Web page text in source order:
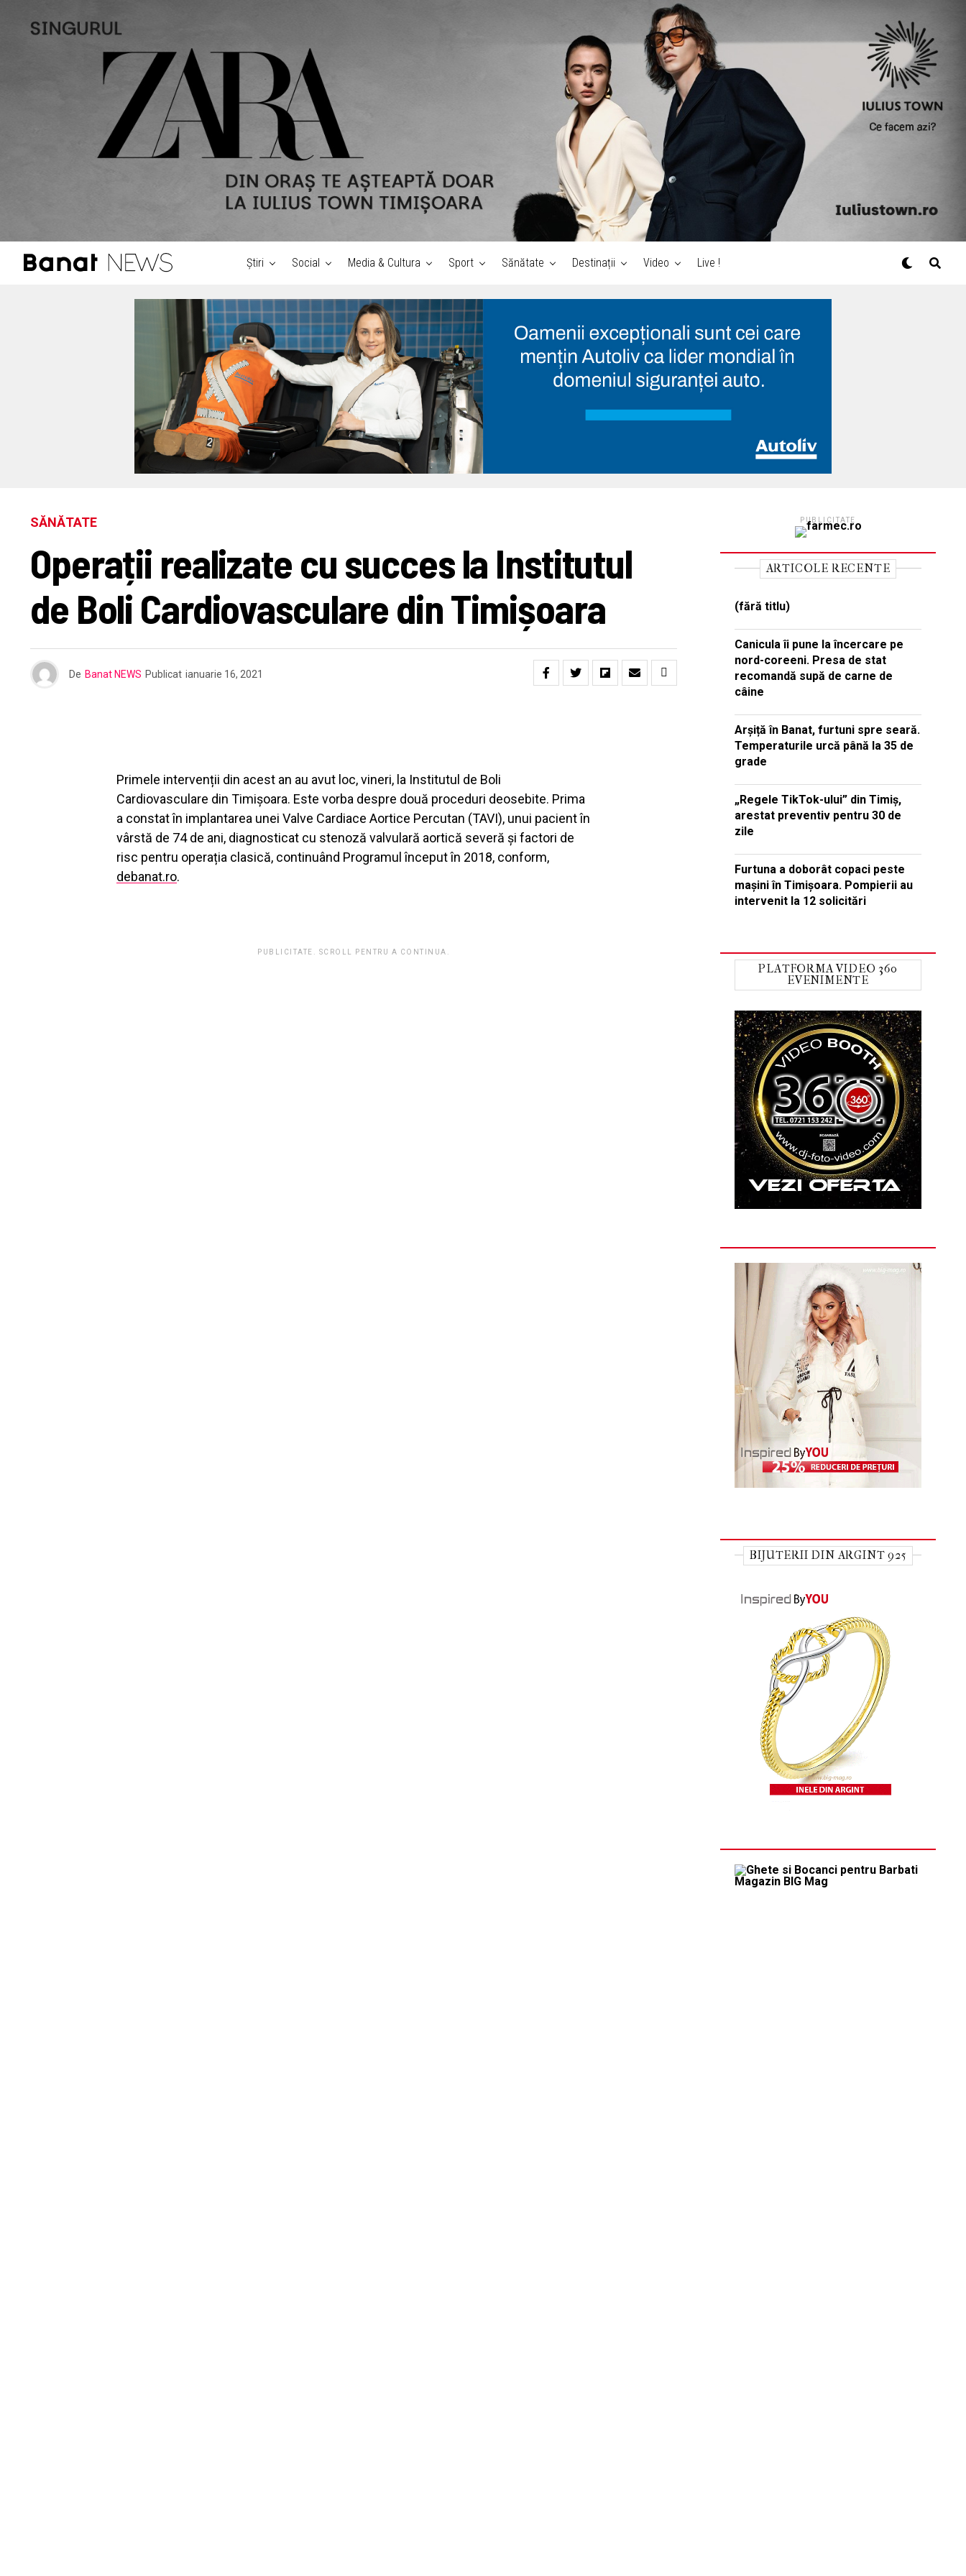
Știri Social Media & Cultura Sport Sănătate Destinații Video Live !
SĂNĂTATE
Operații realizate cu succes la Institutul
de Boli Cardiovasculare din Timișoara
De Banat NEWS Publicat ianuarie 16, 2021
Primele intervenții din acest an au avut loc, vineri, la Institutul de Boli
Cardiovasculare din Timișoara. Este vorba despre două proceduri deosebite. Prima
a constat în implantarea unei Valve Cardiace Aortice Percutan (TAVI), unui pacient în
vârstă de 74 de ani, diagnosticat cu stenoză valvulară aortică severă și factori de
risc pentru operația clasică, continuând Programul început în 2018, conform,
debanat.ro.
PUBLICITATE. SCROLL PENTRU A CONTINUA.
PUBLICITATE
ARTICOLE RECENTE
(fără titlu)
Canicula îi pune la încercare pe
nord-coreeni. Presa de stat
recomandă supă de carne de
câine
Arșiță în Banat, furtuni spre seară.
Temperaturile urcă până la 35 de
grade
„Regele TikTok-ului” din Timiș,
arestat preventiv pentru 30 de
zile
Furtuna a doborât copaci peste
mașini în Timișoara. Pompierii au
intervenit la 12 solicitări
PLATFORMA VIDEO 360
EVENIMENTE
BIJUTERII DIN ARGINT 925